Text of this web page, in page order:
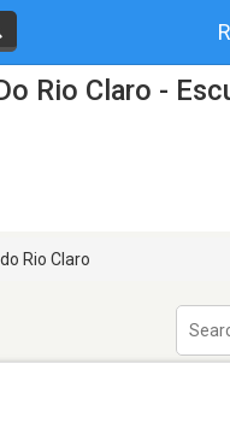
Rio Claro -
Rio Claro